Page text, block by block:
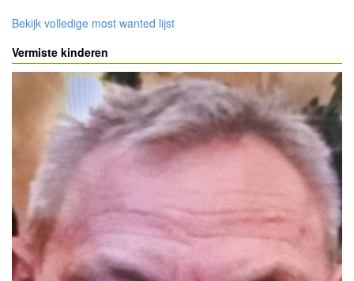
Bekijk volledige most wanted lijst
Vermiste kinderen